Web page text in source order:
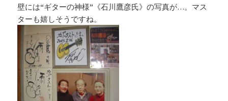
壁には“ギターの神様”《石川鷹彦氏》の写真が…。マス
ターも嬉しそうですね。